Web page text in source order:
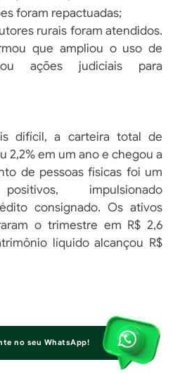
foram repactuadas;
rurais foram atendidos.
que ampliou o uso de
ações judiciais para
difícil, a carteira total de
2,2% em um ano e chegou a
de pessoas físicas foi um
impulsionado
consignado. Os ativos
o trimestre em R$ 2,6
líquido alcançou R$
no seu WhatsApp!